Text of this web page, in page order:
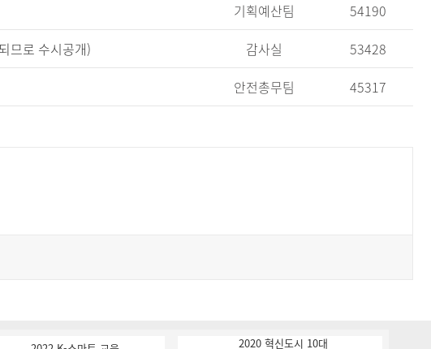
기획예산팀
54190
므로 수시공개) 감사실
53428
안전총무팀 45317
2020 혁신도시 10대